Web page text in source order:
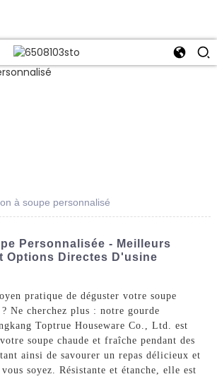
à soupe personnalisé
Personnalisée - Meilleurs
Options Directes D'usine
pratique de déguster votre soupe
Ne cherchez plus : notre gourde
Toptrue Houseware Co., Ltd. est
soupe chaude et fraîche pendant des
ainsi de savourer un repas délicieux et
soyez. Résistante et étanche, elle est